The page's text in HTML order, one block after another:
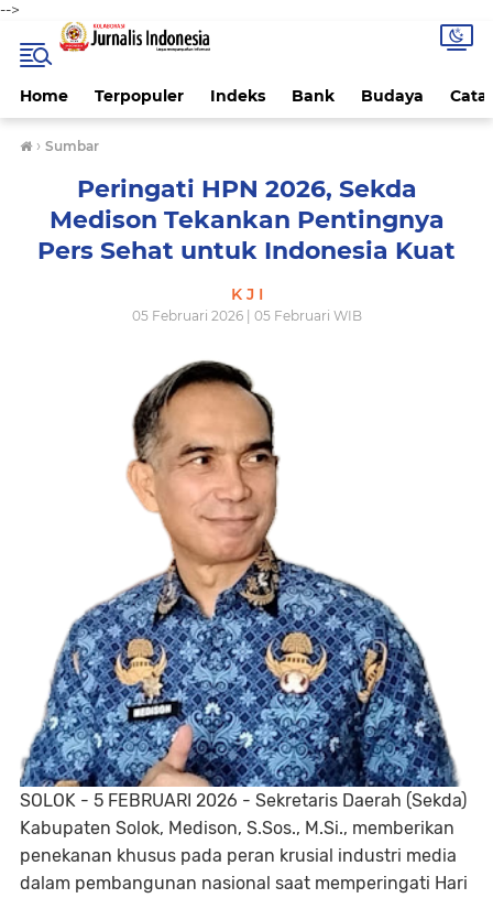
-->
Home Terpopuler Indeks Bank Budaya
› Sumbar
Peringati HPN 2026, Sekda
Medison Tekankan Pentingnya
Pers Sehat untuk Indonesia Kuat
K J I
05 Februari 2026 | 05 Februari WIB
SOLOK - 5 FEBRUARI 2026 - Sekretaris Daerah (Sekda)
Kabupaten Solok, Medison, S.Sos., M.Si., memberikan
penekanan khusus pada peran krusial industri media
dalam pembangunan nasional saat memperingati Hari